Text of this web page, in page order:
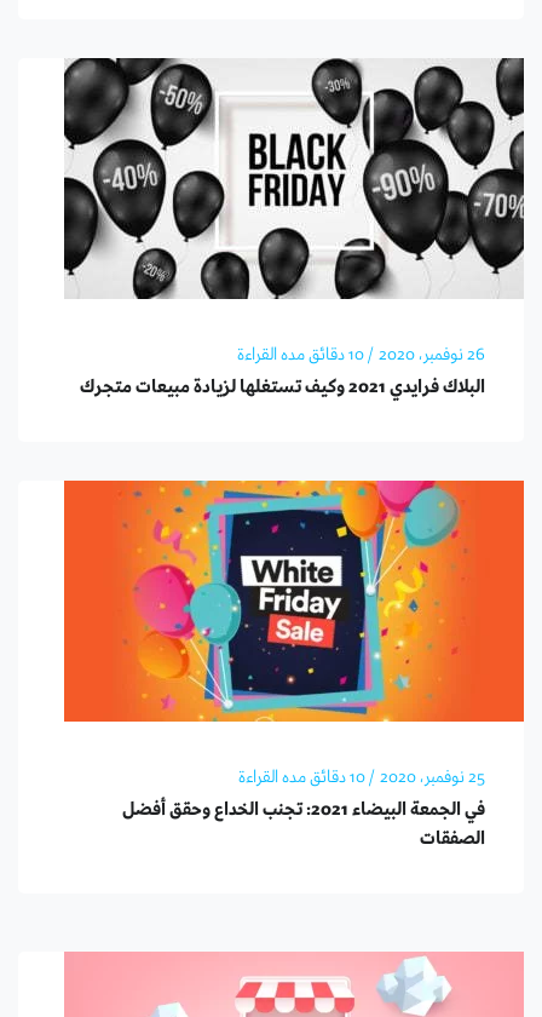
26 نوفمبر، 2020 / 10 دقائق مده القراءة
البلاك فرايدي 2021 وكيف تستغلها لزيادة مبيعات متجرك
25 نوفمبر، 2020 / 10 دقائق مده القراءة
في الجمعة البيضاء 2021: تجنب الخداع وحقق أفضل
الصفقات